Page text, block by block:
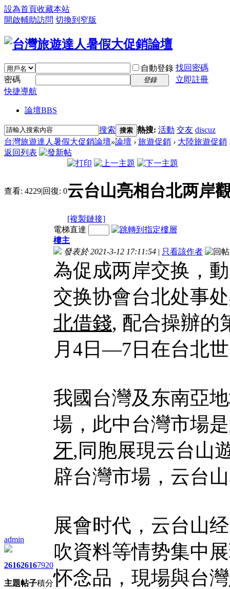
設為首頁收藏本站
開啟輔助訪問 切換到窄版
自動登錄 找回密碼
密碼
登錄
立即註冊
快捷導航
論壇BBS
搜索 搜索 熱搜: 活動 交友 discuz
台灣旅遊達人暑假大促銷論壇»論壇 › 旅遊促銷 › 大陸旅遊促銷
返回列表
查看: 4229|回復: 0云台山亮相台北两岸
[複製鏈接]
admin
2616
主題
2616
帖子
7920
積分
電梯直達
樓主
發表於 2021-3-12 17:11:54 | 只看該作者
為促成两岸交换，
交换协會台北处事
北借錢, 配合操辦的
月4日—7日在台北
我國台灣及东南亞
場，此中台灣市場
牙,同胞展現云台山
辟台灣市場，云台
展會时代，云台山
吹資料等情势集中
怀念品，現場與台灣